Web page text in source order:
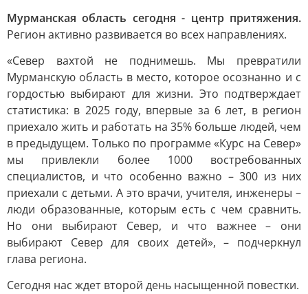
Мурманская область сегодня - центр притяжения.
Регион активно развивается во всех направлениях.
«Север вахтой не поднимешь. Мы превратили
Мурманскую область в место, которое осознанно и с
гордостью выбирают для жизни. Это подтверждает
статистика: в 2025 году, впервые за 6 лет, в регион
приехало жить и работать на 35% больше людей, чем
в предыдущем. Только по программе «Курс на Север»
мы привлекли более 1000 востребованных
специалистов, и что особенно важно – 300 из них
приехали с детьми. А это врачи, учителя, инженеры –
люди образованные, которым есть с чем сравнить.
Но они выбирают Север, и что важнее – они
выбирают Север для своих детей», – подчеркнул
глава региона.
Сегодня нас ждет второй день насыщенной повестки.